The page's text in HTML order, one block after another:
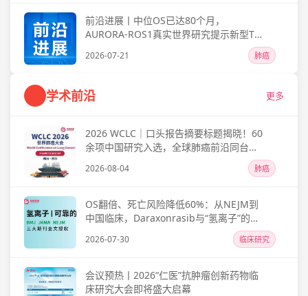
前沿进展丨中位OS已达80个月，
AURORA-ROS1真实世界研究提示新型TKI
NSCLC患者生存
2026-07-21 肺癌
学术前沿 更多
2026 WCLC｜口头报告摘要标题揭晓！60
余项中国研究入选，全球肺癌前沿同台亮
2026-08-04 肺癌
OS翻倍、死亡风险降低60%：从NEJM到
中国临床，Daraxonrasib与“氢离子”的双
2026-07-30 临床研究
会议预热丨2026“仁医”抗肿瘤创新药物临
床研究大会即将盛大启幕